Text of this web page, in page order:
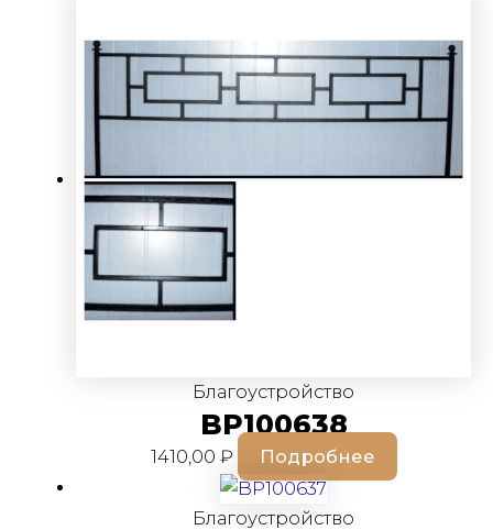
Благоустройство
BP100638
1410,00 ₽ Подробнее
Благоустройство